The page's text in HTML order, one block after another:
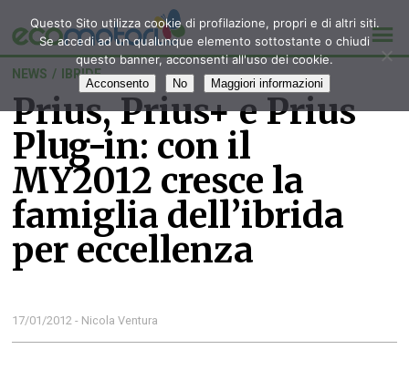
NEWS / IBRIDE
Prius, Prius+ e Prius
Plug-in: con il
MY2012 cresce la
famiglia dell’ibrida
per eccellenza
17/01/2012 - Nicola Ventura
Questo Sito utilizza cookie di profilazione, propri e di altri siti.
Se accedi ad un qualunque elemento sottostante o chiudi
questo banner, acconsenti all'uso dei cookie.
Acconsento No Maggiori informazioni